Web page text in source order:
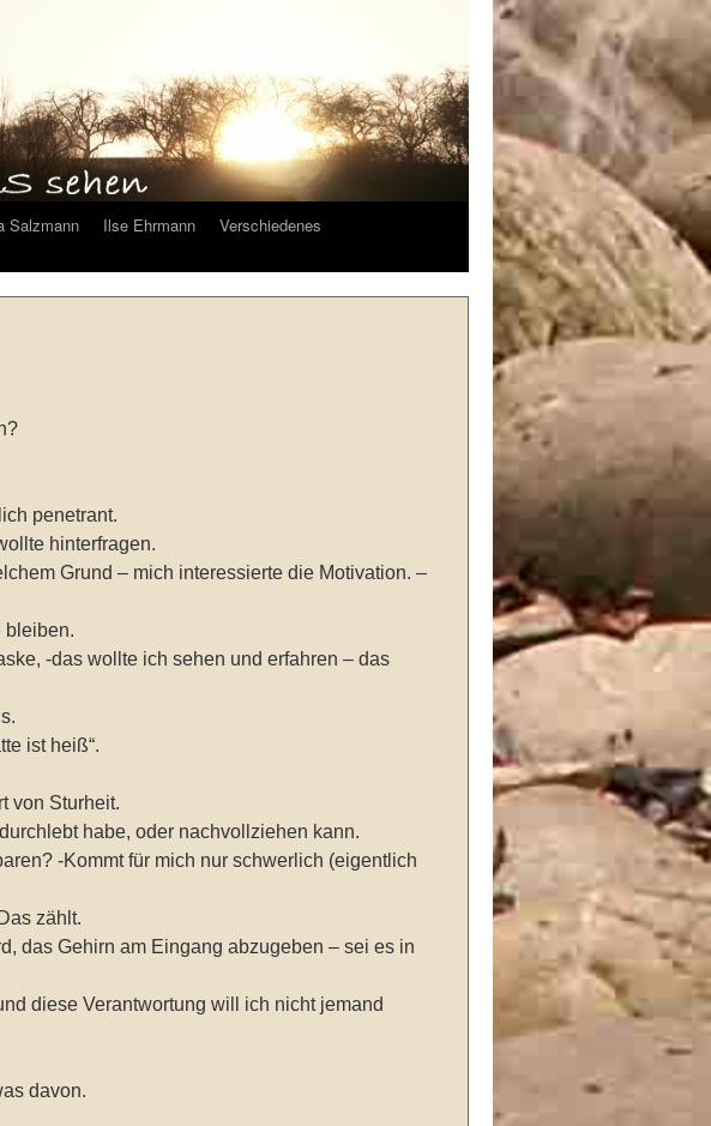
Salzmann Ilse Ehrmann Verschiedenes
penetrant.
hinterfragen.
Grund – mich interessierte die Motivation. –
bleiben.
-das wollte ich sehen und erfahren – das
ist heiß“.
von Sturheit.
habe, oder nachvollziehen kann.
-Kommt für mich nur schwerlich (eigentlich
zählt.
das Gehirn am Eingang abzugeben – sei es in
diese Verantwortung will ich nicht jemand
davon.